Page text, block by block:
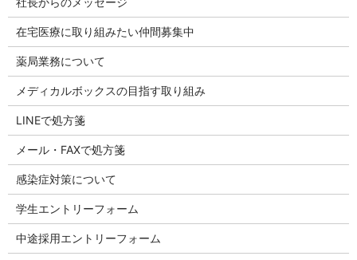
在宅医療に取り組みたい仲間募集中
薬局業務について
メディカルボックスの目指す取り組み
LINEで処方箋
メール・FAXで処方箋
感染症対策について
学生エントリーフォーム
中途採用エントリーフォーム